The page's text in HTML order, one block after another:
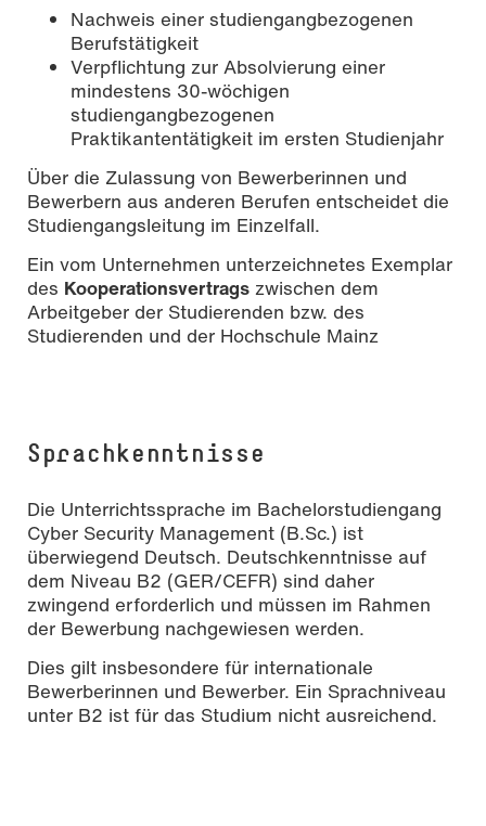
Nachweis einer studiengangbezogenen
Berufstätigkeit
Verpflichtung zur Absolvierung einer
mindestens 30-wöchigen
studiengangbezogenen
Praktikantentätigkeit im ersten Studienjahr
Über die Zulassung von Bewerberinnen und
Bewerbern aus anderen Berufen entscheidet die
Studiengangsleitung im Einzelfall.
Ein vom Unternehmen unterzeichnetes Exemplar
des Kooperationsvertrags zwischen dem
Arbeitgeber der Studierenden bzw. des
Studierenden und der Hochschule Mainz
Sprachkenntnisse
Die Unterrichtssprache im Bachelorstudiengang
Cyber Security Management (B.Sc.) ist
überwiegend Deutsch. Deutschkenntnisse auf
dem Niveau B2 (GER/CEFR) sind daher
zwingend erforderlich und müssen im Rahmen
der Bewerbung nachgewiesen werden.
Dies gilt insbesondere für internationale
Bewerberinnen und Bewerber. Ein Sprachniveau
unter B2 ist für das Studium nicht ausreichend.